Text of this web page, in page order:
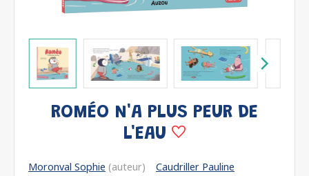
ROMÉO N'A PLUS PEUR DE
L'EAU
Moronval Sophie (auteur)
Caudriller Pauline